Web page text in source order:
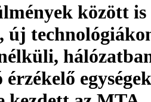
között is
új
egységek